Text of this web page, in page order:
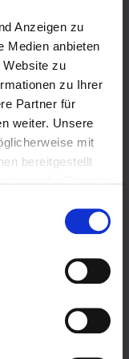
Anzeigen zu
Medien anbieten
Website zu
zu Ihrer
Partner für
weiter. Unsere
mit
bereitgestellt
ist stets der
Seiten
wurden zum
Inhalte
nicht
der
Links
Inhalte